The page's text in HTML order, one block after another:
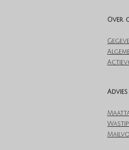
Over